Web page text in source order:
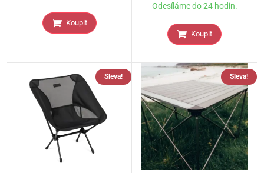
Koupit
Odesíláme do 24 hodin.
Koupit
Sleva! Sleva!